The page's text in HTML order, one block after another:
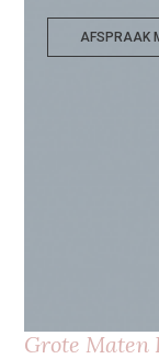
AFSPRAAK
Grote Maten